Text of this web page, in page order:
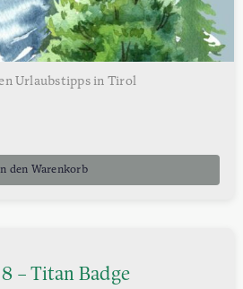
Urlaubstipps in Tirol
den Warenkorb
– Titan Badge